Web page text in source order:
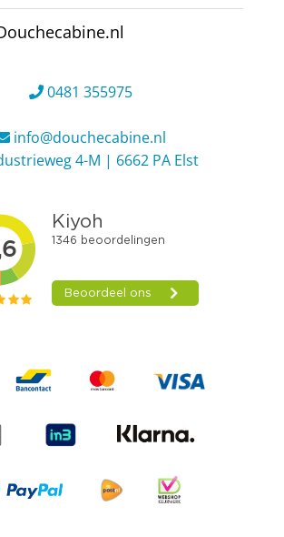
0481 355975
info@douchecabine.nl
4-M | 6662 PA Elst